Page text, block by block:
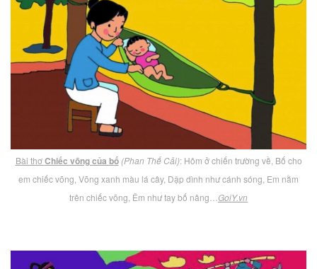
Bài thơChiếc võng của bố (Phan Thế Cải): Hôm ở chiến trường về, Bố cho
em chiếc võng, Võng xanh màu lá cây, Dập dình như cánh sóng, Em nằm
trên chiếc võng, Êm như tay bố nâng… GoiY.vn